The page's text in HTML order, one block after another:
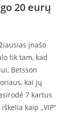
20 eurų
įnašo
tik tam, kad
Betsson
kai jų
7 kartus
kaip „VIP“